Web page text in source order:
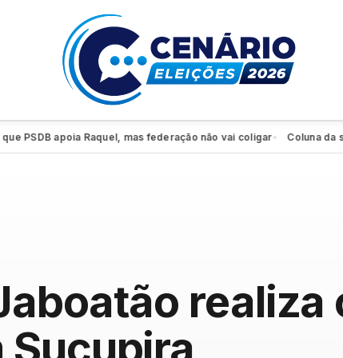
apoia Raquel, mas federação não vai coligar ● Coluna da sexta:
realiza